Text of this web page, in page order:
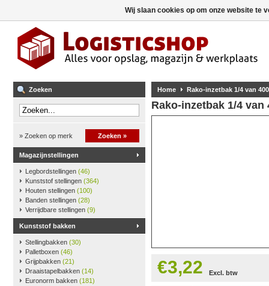
Zoeken
» Zoeken op merk Zoeken »
Magazijnstellingen
Legbordstellingen (46)
Kunststof stellingen (364)
Houten stellingen (100)
Banden stellingen (28)
Verrijdbare stellingen (9)
Kunststof bakken
Stellingbakken (30)
Palletboxen (46)
Grijpbakken (21)
Draaistapelbakken (14)
Euronorm bakken (181)
Home Rako-inzetbak 1/4 van
Rako-inzetbak 1/4 van
€3,22 Excl. btw
Wij slaan cookies op om onze website te